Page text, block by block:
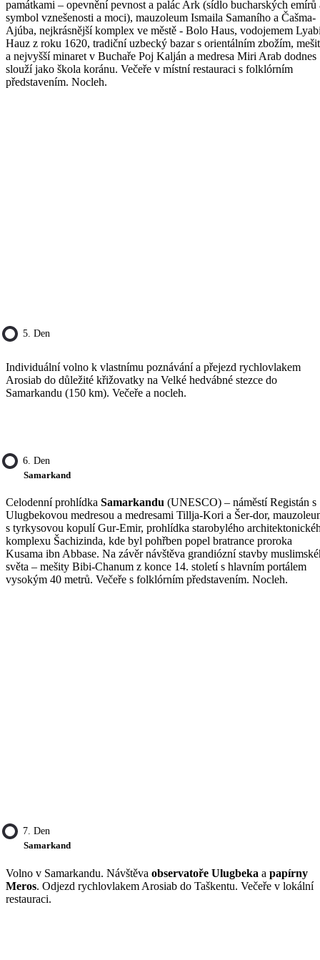
památkami – opevnění pevnost a palác Ark (sídlo bucharských emírů
symbol vznešenosti a moci), mauzoleum Ismaila Samaního a Čašma-
Ajúba, nejkrásnější komplex ve městě - Bolo Haus, vodojemem
Hauz z roku 1620, tradiční uzbecký bazar s orientálním zbožím,
a nejvyšší minaret v Buchaře Poj Kalján a medresa Miri Arab dodnes
slouží jako škola koránu. Večeře v místní restauraci s folklórním
představením. Nocleh.
5. Den
Individuální volno k vlastnímu poznávání a přejezd rychlovlakem
Arosiab do důležité křižovatky na Velké hedvábné stezce do
Samarkandu (150 km). Večeře a nocleh.
6. Den
Samarkand
Celodenní prohlídka Samarkandu (UNESCO) – náměstí Registán s
Ulugbekovou medresou a medresami Tillja-Kori a Šer-dor,
s tyrkysovou kopulí Gur-Emir, prohlídka starobylého
komplexu Šachizinda, kde byl pohřben popel bratrance proroka
Kusama ibn Abbase. Na závěr návštěva grandiózní stavby
světa – mešity Bibi-Chanum z konce 14. století s hlavním portálem
vysokým 40 metrů. Večeře s folklórním představením. Nocleh.
7. Den
Samarkand
Volno v Samarkandu. Návštěva observatoře Ulugbeka a papírny
Meros. Odjezd rychlovlakem Arosiab do Taškentu. Večeře v lokální
restauraci.